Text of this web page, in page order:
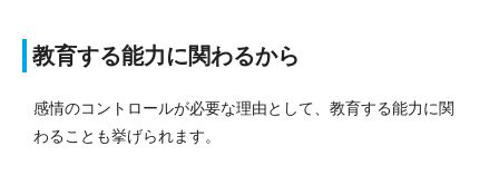
教育する能力に関わるから
感情のコントロールが必要な理由として、教育する能力に関
わることも挙げられます。